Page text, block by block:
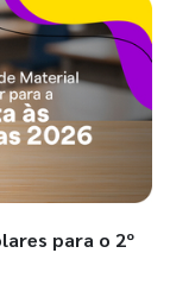
para o 2º